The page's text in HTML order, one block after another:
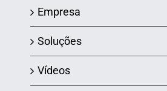
Empresa
Soluções
Vídeos